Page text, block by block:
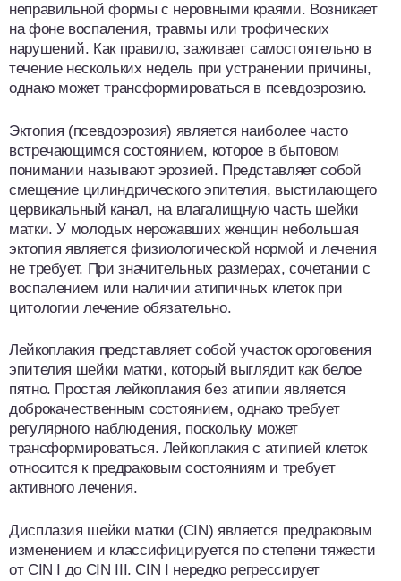
неправильной формы с неровными краями. Возникает
на фоне воспаления, травмы или трофических
нарушений. Как правило, заживает самостоятельно в
течение нескольких недель при устранении причины,
однако может трансформироваться в псевдоэрозию.
Эктопия (псевдоэрозия) является наиболее часто
встречающимся состоянием, которое в бытовом
понимании называют эрозией. Представляет собой
смещение цилиндрического эпителия, выстилающего
цервикальный канал, на влагалищную часть шейки
матки. У молодых нерожавших женщин небольшая
эктопия является физиологической нормой и лечения
не требует. При значительных размерах, сочетании с
воспалением или наличии атипичных клеток при
цитологии лечение обязательно.
Лейкоплакия представляет собой участок ороговения
эпителия шейки матки, который выглядит как белое
пятно. Простая лейкоплакия без атипии является
доброкачественным состоянием, однако требует
регулярного наблюдения, поскольку может
трансформироваться. Лейкоплакия с атипией клеток
относится к предраковым состояниям и требует
активного лечения.
Дисплазия шейки матки (CIN) является предраковым
изменением и классифицируется по степени тяжести
от CIN I до CIN III. CIN I нередко регрессирует